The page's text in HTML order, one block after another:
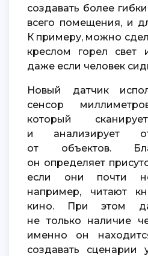
создавать более
всего помещения, и
К примеру, можно
креслом горел свет
даже если человек
Новый датчик использует радарный
сенсор
который
и анализирует
от объектов.
он определяет
если они почти
например, читают
кино. При этом
не только наличие
именно он
создавать